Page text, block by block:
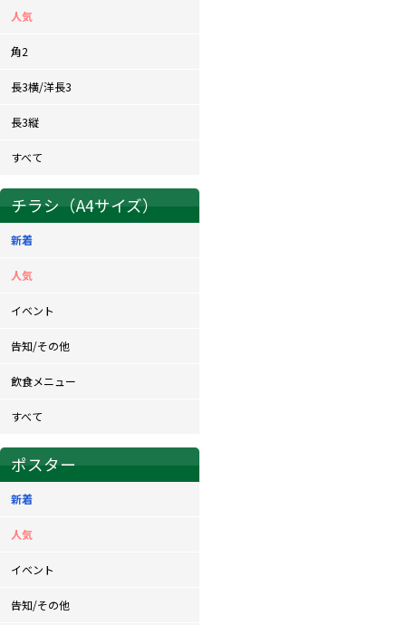
人気
角2
長3横/洋長3
長3縦
すべて
チラシ（A4サイズ）
新着
人気
イベント
告知/その他
飲食メニュー
すべて
ポスター
新着
人気
イベント
告知/その他